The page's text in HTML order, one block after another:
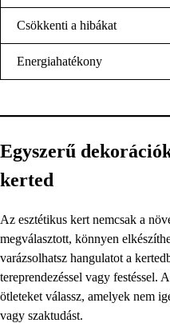
Csökkenti a hibákat
Energiahatékony
Egyszerű
kerted
Az esztétikus kert nemcsak a
megválasztott, könnyen
varázsolhatsz hangulatot a
tereprendezéssel vagy festéssel.
ötleteket válassz, amelyek nem
vagy szaktudást.